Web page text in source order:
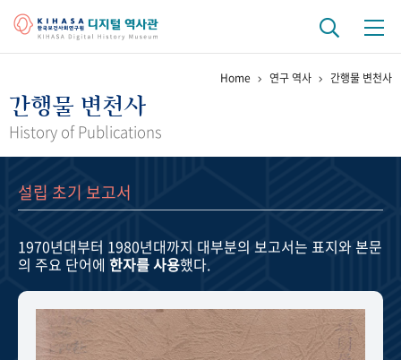
걸어온 길 기관 변천사
정책과 연구 키워드로 보는 연구 역사
연구자들
기록물 아카이브
사진 아카이브 문서 기록물 행정박물 영상 기록물
Home 연구 역사 간행물 변천사
간행물 변천사
History of Publications
설립 초기 보고서
1970년대부터 1980년대까지 대부분의 보고서는 표지와 본문
의 주요 단어에 한자를 사용했다.